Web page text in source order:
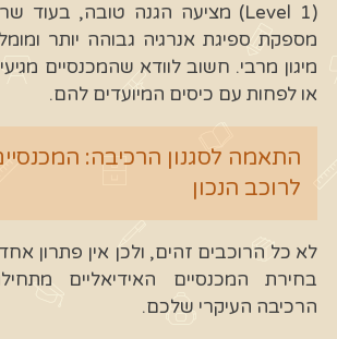
מספקת ספיגת אנרגיה גבוהה יותר
מיגון מרבי. חשוב לוודא שהמכנסיים
או לפחות עם כיסים המיועדים להם.
התאמה לסגנון הרכיבה:
לרוכב הנכון
לא כל הרוכבים זהים, ולכן אין פתרון
בחירת המכנסיים האידיאליים
הרכיבה העיקרי שלכם.